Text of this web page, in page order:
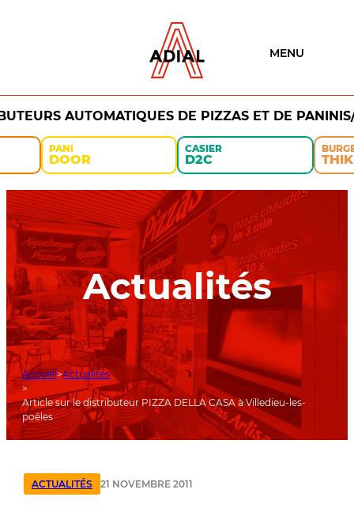
MENU
AUTOMATIQUES DE PIZZAS ET DE
PANI
DOOR
CASIER
D2C THIK
Actualités
Accueil Actualités
Article sur le distributeur PIZZA DELLA CASA à Villedieu-les-
poêles
ACTUALITÉS 21 NOVEMBRE 2011